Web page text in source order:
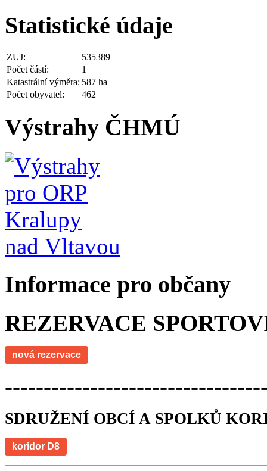
Statistické údaje
ZUJ:
535389
Počet částí:
1
Katastrální výměra: 587 ha
Počet obyvatel:
462
Výstrahy ČHMÚ
Informace pro občany
REZERVACE
nová rezervace
SDRUŽENÍ OBCÍ A SPOLKŮ
koridor D8